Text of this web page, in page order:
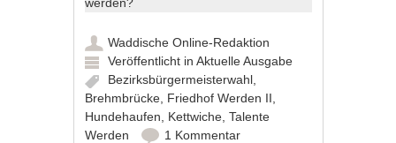
Waddische Online-Redaktion
Veröffentlicht inAktuelle Ausgabe
Bezirksbürgermeisterwahl
Brehmbrücke Friedhof Werden II
Hundehaufen
Kettwiche ,Talente
Werden
1 Kommentar